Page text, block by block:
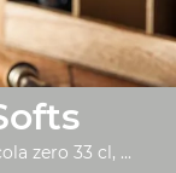
zero 33 cl, ...